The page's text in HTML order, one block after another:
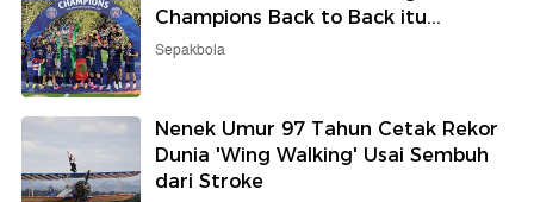
Champions Back to Back itu...
Sepakbola
Nenek Umur 97 Tahun Cetak Rekor
Dunia 'Wing Walking' Usai Sembuh
dari Stroke